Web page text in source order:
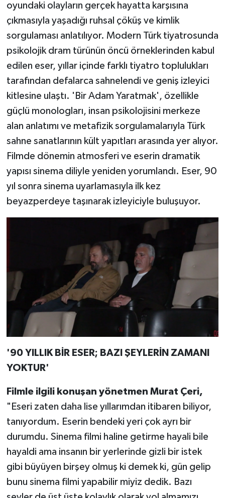
oyundaki olayların gerçek hayatta karşısına
çıkmasıyla yaşadığı ruhsal çöküş ve kimlik
sorgulaması anlatılıyor. Modern Türk tiyatrosunda
psikolojik dram türünün öncü örneklerinden kabul
edilen eser, yıllar içinde farklı tiyatro toplulukları
tarafından defalarca sahnelendi ve geniş izleyici
kitlesine ulaştı. 'Bir Adam Yaratmak', özellikle
güçlü monologları, insan psikolojisini merkeze
alan anlatımı ve metafizik sorgulamalarıyla Türk
sahne sanatlarının kült yapıtları arasında yer alıyor.
Filmde dönemin atmosferi ve eserin dramatik
yapısı sinema diliyle yeniden yorumlandı. Eser, 90
yıl sonra sinema uyarlamasıyla ilk kez
beyazperdeye taşınarak izleyiciyle buluşuyor.
'90 YILLIK BİR ESER; BAZI ŞEYLERİN ZAMANI
YOKTUR'
Filmle ilgili konuşan yönetmen Murat Çeri,
"Eseri zaten daha lise yıllarımdan itibaren biliyor,
tanıyordum. Eserin bendeki yeri çok ayrı bir
durumdu. Sinema filmi haline getirme hayali bile
hayaldi ama insanın bir yerlerinde gizli bir istek
gibi büyüyen birşey olmuş ki demek ki, gün gelip
bunu sinema filmi yapabilir miyiz dedik. Bazı